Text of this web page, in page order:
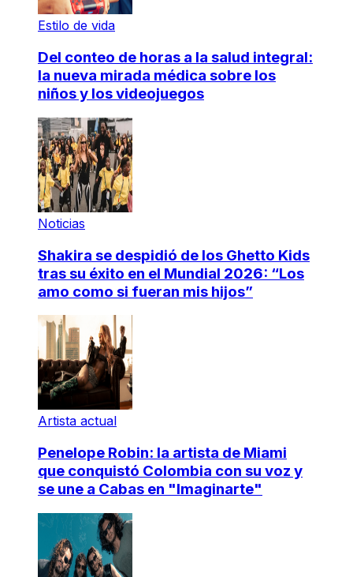
Estilo de vida
Del conteo de horas a la salud integral:
la nueva mirada médica sobre los
niños y los videojuegos
Noticias
Shakira se despidió de los Ghetto Kids
tras su éxito en el Mundial 2026: “Los
amo como si fueran mis hijos”
Artista actual
Penelope Robin: la artista de Miami
que conquistó Colombia con su voz y
se une a Cabas en "Imaginarte"